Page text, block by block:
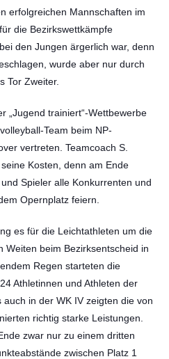
erfolgreichen Mannschaften im
die Bezirkswettkämpfe
den Jungen ärgerlich war, denn
wurde aber nur durch
Tor Zweiter.
„Jugend trainiert“-Wettbewerbe
Team beim NP-
vertreten. Teamcoach S.
Kosten, denn am Ende
Spieler alle Konkurrenten und
Opernplatz feiern.
es für die Leichtathleten um die
Weiten beim Bezirksentscheid in
Regen starteten die
Athletinnen und Athleten der
in der WK IV zeigten die von
richtig starke Leistungen.
zwar nur zu einem dritten
zwischen Platz 1